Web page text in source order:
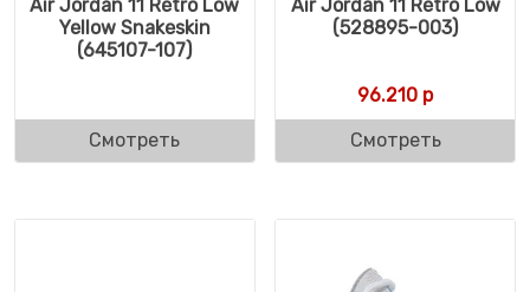
Air Jordan 11 Retro Low
Yellow Snakeskin
(645107-107)
Смотреть
Air Jordan 11 Retro Low
(528895-003)
96.210 р
Смотреть